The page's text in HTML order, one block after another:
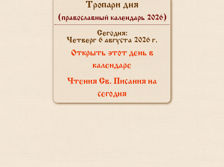
Тропари дня
(православный календарь 2026)
Сегодня:
Четверг 6 августа 2026 г.
Открыть этот день в
календаре
Чтения Св. Писания на
сегодня